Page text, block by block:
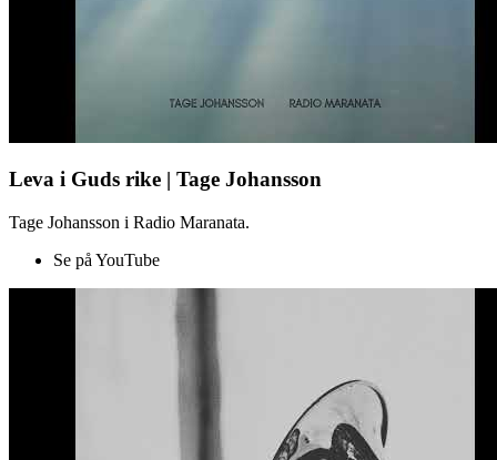
Leva i Guds rike | Tage Johansson
Tage Johansson i Radio Maranata.
Se på YouTube